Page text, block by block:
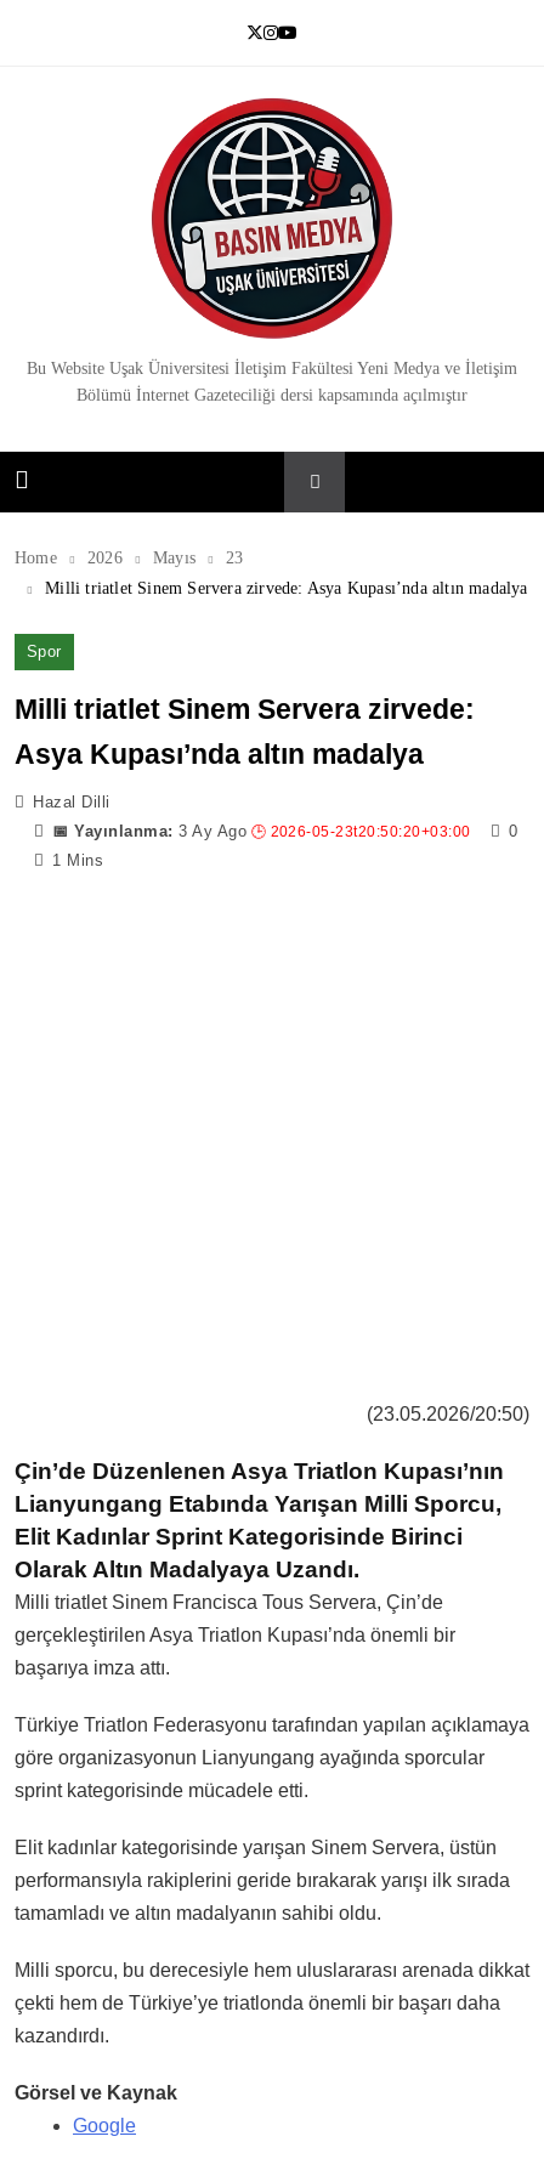
Basın Medya
Bu Website Uşak Üniversitesi İletişim Fakültesi Yeni Medya ve İletişim
Bölümü İnternet Gazeteciliği dersi kapsamında açılmıştır
Home 2026 Mayıs
23
Milli triatlet Sinem Servera zirvede: Asya Kupası’nda altın madalya
Spor
Milli triatlet Sinem Servera zirvede:
Asya Kupası’nda altın madalya
Hazal Dilli
3 Ay Ago
0
1 Mins
(23.05.2026/20:50)
Çin’de Düzenlenen Asya Triatlon Kupası’nın
Lianyungang Etabında Yarışan Milli Sporcu,
Elit Kadınlar Sprint Kategorisinde Birinci
Olarak Altın Madalyaya Uzandı.
Milli triatlet Sinem Francisca Tous Servera, Çin’de
gerçekleştirilen Asya Triatlon Kupası’nda önemli bir
başarıya imza attı.
Türkiye Triatlon Federasyonu tarafından yapılan açıklamaya
göre organizasyonun Lianyungang ayağında sporcular
sprint kategorisinde mücadele etti.
Elit kadınlar kategorisinde yarışan Sinem Servera, üstün
performansıyla rakiplerini geride bırakarak yarışı ilk sırada
tamamladı ve altın madalyanın sahibi oldu.
Milli sporcu, bu derecesiyle hem uluslararası arenada dikkat
çekti hem de Türkiye’ye triatlonda önemli bir başarı daha
kazandırdı.
Görsel ve Kaynak
Google